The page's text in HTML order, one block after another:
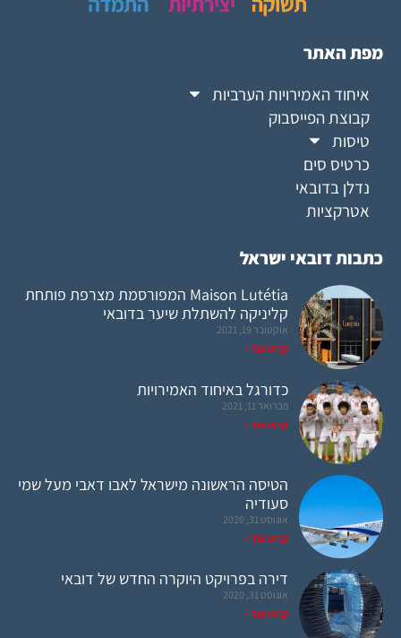
מפת האתר
איחוד האמירויות הערביות
קבוצת הפייסבוק
טיסות
כרטיס סים
נדלן בדובאי
אטרקציות
כתבות דובאי ישראל
Maison Lutétia המפורסמת מצרפת פותחת
קליניקה להשתלת שיער בדובאי
אוקטובר 19, 2021
קראו עוד »
כדורגל באיחוד האמירויות
פברואר 11, 2021
קראו עוד »
הטיסה הראשונה מישראל לאבו דאבי מעל שמי
סעודיה
אוגוסט 31, 2020
קראו עוד »
דירה בפרויקט היוקרה החדש של דובאי
אוגוסט 31, 2020
קראו עוד »